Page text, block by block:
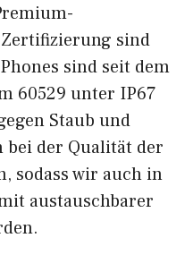
sind
sind seit dem
60529 unter IP67
Staub und
bei der Qualität der
sodass wir auch in
austauschbarer